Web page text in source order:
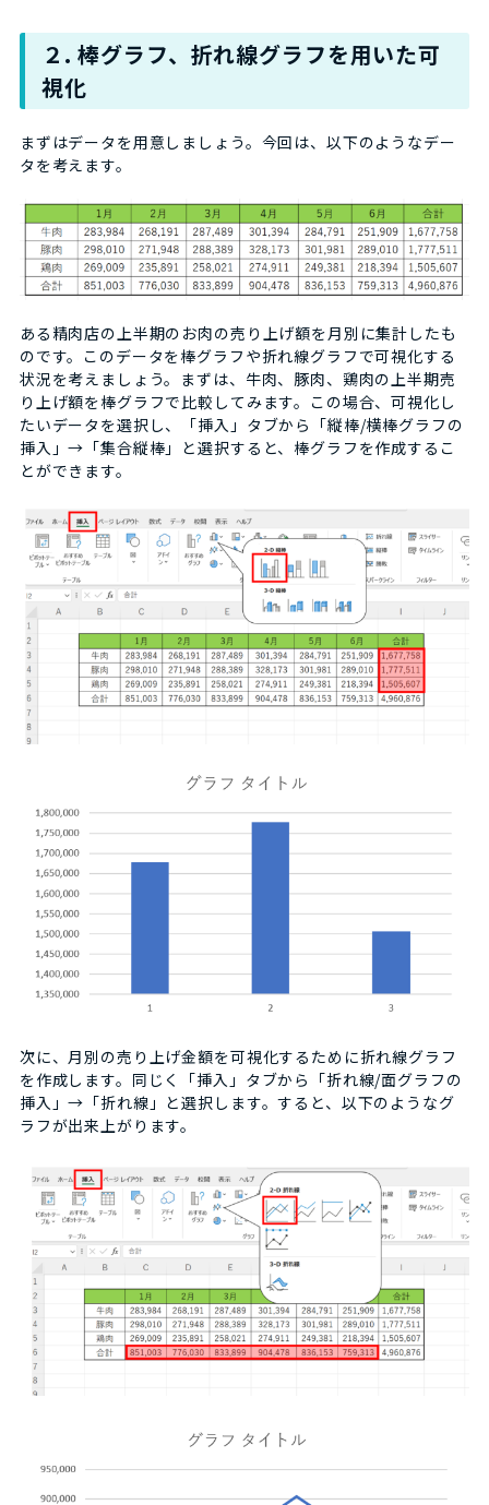
２. 棒グラフ、折れ線グラフを用いた可
視化
まずはデータを用意しましょう。今回は、以下のようなデー
タを考えます。
ある精肉店の上半期のお肉の売り上げ額を月別に集計したも
のです。このデータを棒グラフや折れ線グラフで可視化する
状況を考えましょう。まずは、牛肉、豚肉、鶏肉の上半期売
り上げ額を棒グラフで比較してみます。この場合、可視化し
たいデータを選択し、「挿入」タブから「縦棒/横棒グラフの
挿入」→「集合縦棒」と選択すると、棒グラフを作成するこ
とができます。
次に、月別の売り上げ金額を可視化するために折れ線グラフ
を作成します。同じく「挿入」タブから「折れ線/面グラフの
挿入」→「折れ線」と選択します。すると、以下のようなグ
ラフが出来上がります。